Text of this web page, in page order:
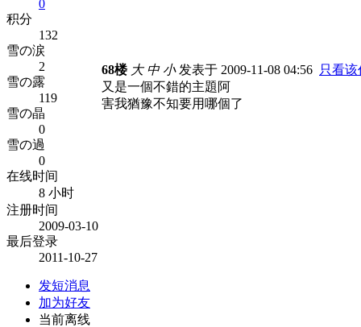
0
积分
132
雪の涙
2
雪の露
119
雪の晶
0
雪の過
0
在线时间
8 小时
注册时间
2009-03-10
最后登录
2011-10-27
发短消息
加为好友
当前离线
68楼 大 中 小发表于 2009-11-08 04:56 只看该
又是一個不錯的主題阿
害我猶豫不知要用哪個了